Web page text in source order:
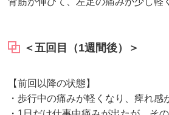
＜五回目（1週間後）＞
【前回以降の状態】
・歩行中の痛みが軽くなり、痺れ感